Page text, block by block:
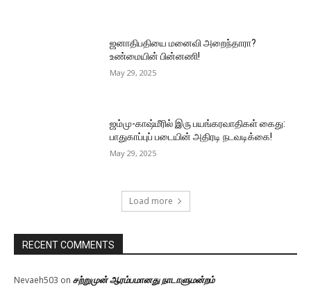
ஜனாதிபதியை மனைவி அறைந்தாரா?
உண்மையின் பின்னணி!
May 29, 2025
ஜம்மு-காஷ்மீரில் இரு பயங்கரவாதிகள் கைது:
பாதுகாப்புப் படையின் அதிரடி நடவடிக்கை!
May 29, 2025
Load more
RECENT COMMENTS
Nevaeh503 on சற்றுமுன் ஆரம்பமானது நாடாளுமன்றம்